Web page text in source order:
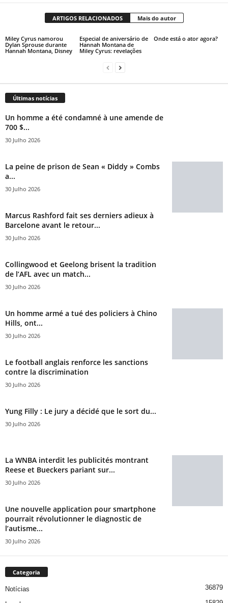
ARTIGOS RELACIONADOS Mais do autor
Miley Cyrus namorou
Dylan Sprouse durante
Hannah Montana, Disney
Especial de aniversário de
Hannah Montana de
Miley Cyrus: revelações
Onde está o ator agora?
Últimas notícias
Un homme a été condamné à une amende de
700 $...
30 Julho 2026
La peine de prison de Sean « Diddy » Combs
a...
30 Julho 2026
Marcus Rashford fait ses derniers adieux à
Barcelone avant le retour...
30 Julho 2026
Collingwood et Geelong brisent la tradition
de l’AFL avec un match...
30 Julho 2026
Un homme armé a tué des policiers à Chino
Hills, ont...
30 Julho 2026
Le football anglais renforce les sanctions
contre la discrimination
30 Julho 2026
Yung Filly : Le jury a décidé que le sort du...
30 Julho 2026
La WNBA interdit les publicités montrant
Reese et Bueckers pariant sur...
30 Julho 2026
Une nouvelle application pour smartphone
pourrait révolutionner le diagnostic de
l’autisme...
30 Julho 2026
Categoria
Notícias 36879